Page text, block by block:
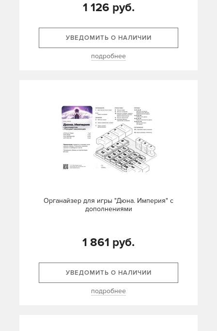
1 126 руб.
УВЕДОМИТЬ О НАЛИЧИИ
подробнее
Органайзер для игры "Дюна. Империя" с
дополнениями
1 861 руб.
УВЕДОМИТЬ О НАЛИЧИИ
подробнее